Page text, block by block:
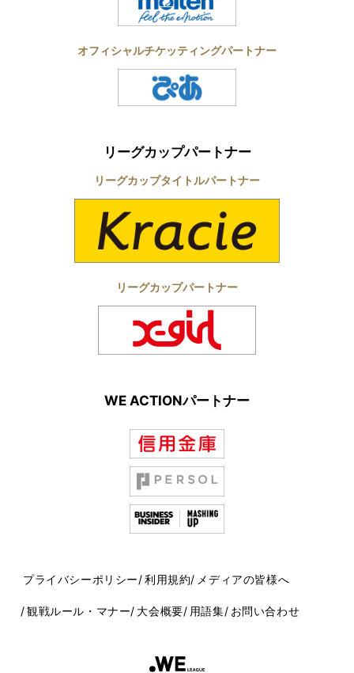
オフィシャルチケッティングパートナー
リーグカップパートナー
リーグカップタイトルパートナー
リーグカップパートナー
WE ACTIONパートナー
プライバシーポリシー 利用規約 メディアの皆様へ
観戦ルール・マナー 大会概要 用語集 お問い合わせ